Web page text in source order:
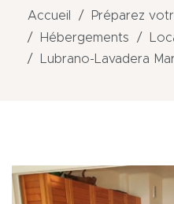
Accueil
Préparez
Hébergements
Lubrano-Lavadera